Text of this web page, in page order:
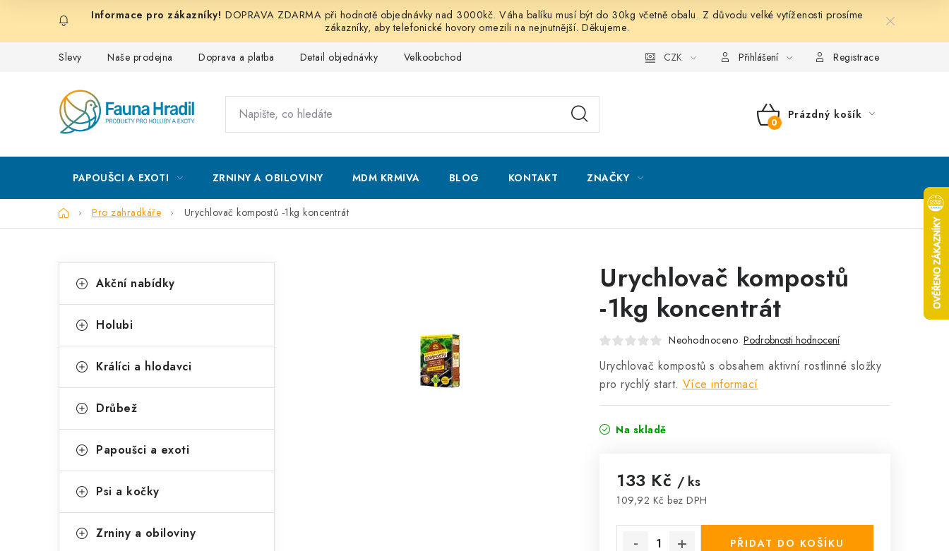
obsah
DOPRAVA ZDARMA při hodnotě objednávky nad 3000kč. Váha balíku musí být do 30kg včetně obalu. Z důvodu velké vytíženosti prosíme
zákazníky, aby telefonické hovory omezili na nejnutnější. Děkujeme.
Slevy Naše prodejna Doprava a platba Detail objednávky Velkoobchod Podmínky ochrany osobních údajů Mapa serveru Kontakt
CZK Přihlášení Registrace
NÁKUPNÍ
Prázdný košík
PAPOUŠCI A EXOTI ZRNINY A OBILOVINY MDM KRMIVA BLOG KONTAKT ZNAČKY
DomůPro zahradkáře Urychlovač kompostů -1kg koncentrát
o
t
r
n
n
p
kategorie
a
e
o
i
Akční nabídky
Holubi
Králíci a hlodavci
Drůbež
Papoušci a exoti
Psi a kočky
Zrniny a obiloviny
Urychlovač kompostů
-1kg koncentrát
Neohodnoceno Podrobnosti hodnocení
Urychlovač kompostů s obsahem aktivní rostlinné složky
pro rychlý start. Více informací
Na skladě
133 Kč / ks
109,92 Kč bez DPH
PŘIDAT DO KOŠÍKU